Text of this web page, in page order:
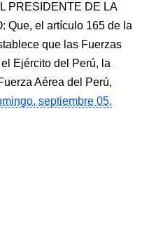
PRESIDENTE DE LA
Que, el artículo 165 de la
que las Fuerzas
Ejército del Perú, la
Aérea del Perú,
septiembre 05,